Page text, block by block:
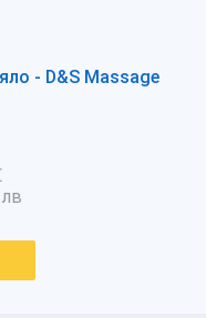
- D&S Massage